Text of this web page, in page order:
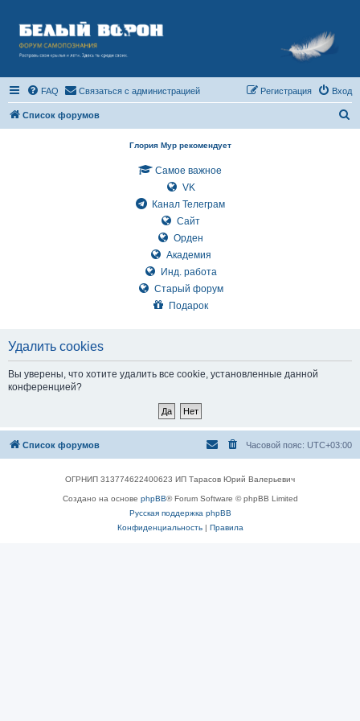
FAQ Связаться с администрацией Вход
Регистрация
Список форумов
Глория Мур рекомендует
Самое важное
VK
Канал Телеграм
Сайт
Орден
Академия
Инд. работа
Старый форум
Подарок
Удалить cookies
Вы уверены, что хотите удалить все cookie, установленные данной
конференцией?
Список форумов Часовой пояс: UTC+03:00
ОГРНИП 313774622400623 ИП Тарасов Юрий Валерьевич
Создано на основе phpBB® Forum Software © phpBB Limited
Русская поддержка phpBB
Конфиденциальность| Правила